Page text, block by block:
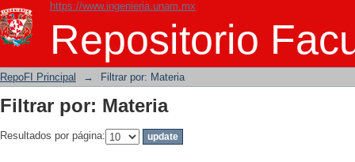
https://www.ingenieria.unam.mx
Repositorio
Filtrar por: Materia
RepoFI Principal → Filtrar por: Materia
Filtrar por: Materia
Resultados por página: